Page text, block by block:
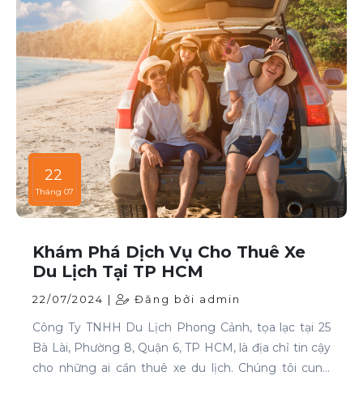
22
Tháng 07
Khám Phá Dịch Vụ Cho Thuê Xe
Du Lịch Tại TP HCM
22/07/2024 | Đăng bởi admin
Công Ty TNHH Du Lịch Phong Cảnh, tọa lạc tại 25
Bà Lài, Phường 8, Quận 6, TP HCM, là địa chỉ tin cậy
cho những ai cần thuê xe du lịch. Chúng tôi cung